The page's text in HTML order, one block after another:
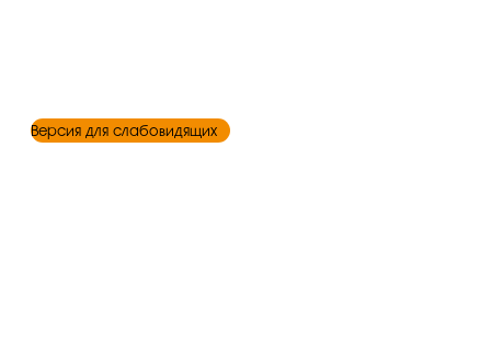
Версия для слабовидящих